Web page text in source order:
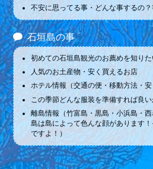
不安に思ってる事・どんな事するの
石垣島の事
初めての石垣島観光のお薦めを知りた
人気のお土産物・安く買えるお店
ホテル情報（交通の便・移動方法・
この季節どんな服装を準備すれば良
離島情報（竹富島・黒島・小浜島・
島は島によって色んな顔があります
ですよ！）